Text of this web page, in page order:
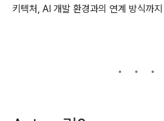
키텍처, AI 개발 환경과의 연계 방식까